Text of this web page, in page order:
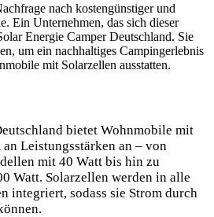
nach kostengünstiger und
Ein Unternehmen, das sich dieser
Energie Camper Deutschland. Sie
um ein nachhaltiges Campingerlebnis
mit Solarzellen ausstatten.
bietet Wohnmobile mit
Leistungsstärken an – von
mit 40 Watt bis hin zu
Watt. Solarzellen werden in alle
integriert, sodass sie Strom durch